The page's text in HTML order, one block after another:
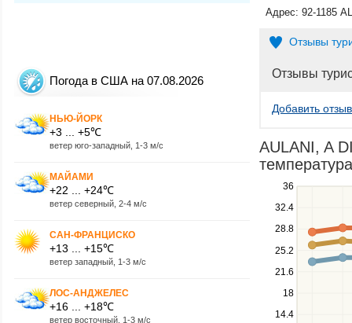
Погода в США на 07.08.2026
НЬЮ-ЙОРК
+3 ... +5℃
ветер юго-западный, 1-3 м/с
МАЙАМИ
+22 ... +24℃
ветер северный, 2-4 м/с
САН-ФРАНЦИСКО
+13 ... +15℃
ветер западный, 1-3 м/с
ЛОС-АНДЖЕЛЕС
+16 ... +18℃
ветер восточный, 1-3 м/с
Адрес: 92-1185
Отзывы
Отзывы
Добавить отзыв
AULANI, A
14.4
18
21.6
25.2
28.8
32.4
36
Use
the
and
down
to
navigate